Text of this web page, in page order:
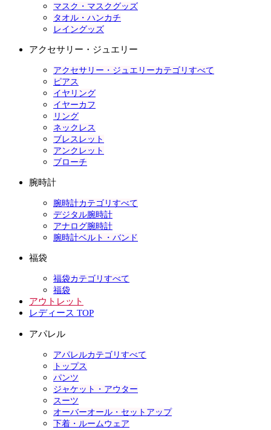
マスク・マスクグッズ
タオル・ハンカチ
レイングッズ
アクセサリー・ジュエリー
アクセサリー・ジュエリーカテゴリすべて
ピアス
イヤリング
イヤーカフ
リング
ネックレス
ブレスレット
アンクレット
ブローチ
腕時計
腕時計カテゴリすべて
デジタル腕時計
アナログ腕時計
腕時計ベルト・バンド
福袋
福袋カテゴリすべて
福袋
アウトレット
レディース TOP
アパレル
アパレルカテゴリすべて
トップス
パンツ
ジャケット・アウター
スーツ
オーバーオール・セットアップ
下着・ルームウェア